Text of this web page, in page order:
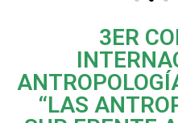
3ER
“LAS